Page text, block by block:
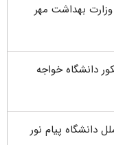
بهداشت مهر
دانشگاه خواجه
دانشگاه پیام نور